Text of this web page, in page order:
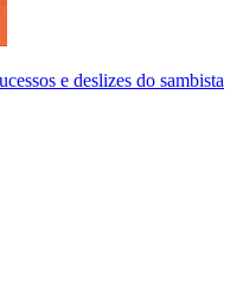
e deslizes do sambista